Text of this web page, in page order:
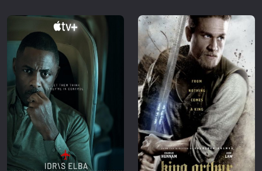
Επιστημονικής Φαντασίας
Ερωτικές
Ευρωπαικός Κινηματογράφος
Θρησκευτικές
Θρίλερ
Ιστορικές
Καταστροφής
Κλασσικές